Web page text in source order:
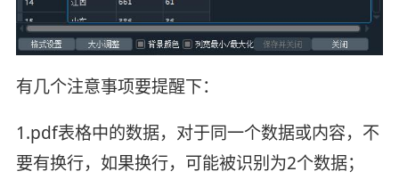
有几个注意事项要提醒下：
1.pdf表格中的数据，对于同一个数据或内容，不
要有换行，如果换行，可能被识别为2个数据；